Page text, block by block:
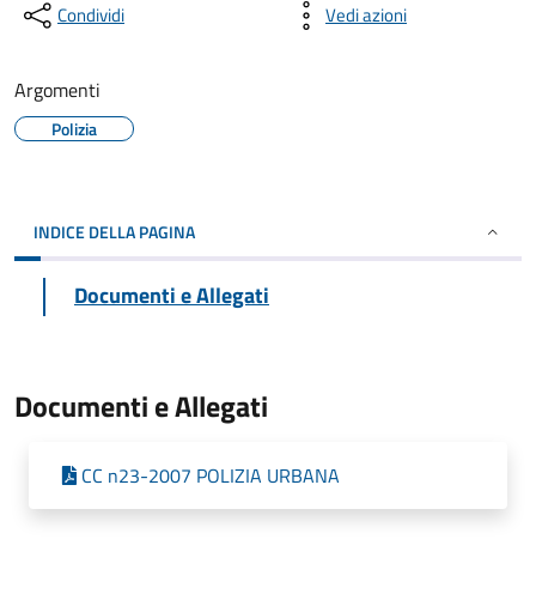
Condividi Vedi azioni
Argomenti
Polizia
INDICE DELLA PAGINA
Documenti e Allegati
Documenti e Allegati
CC n23-2007 POLIZIA URBANA